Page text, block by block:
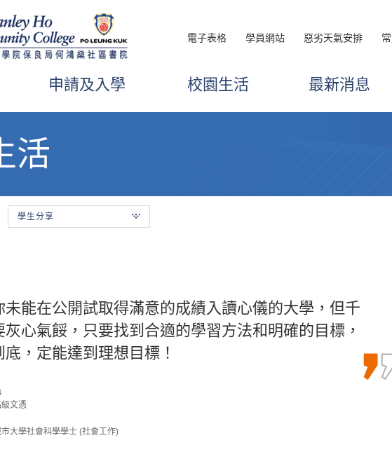
電子表格 學員網站 惡劣天氣安排
申請及入學 校園生活 最新消息
活
學生分享
未能在公開試取得滿意的成績入讀心儀的大學，但千
灰心氣餒，只要找到合適的學習方法和明確的目標，
底，定能達到理想目標！
文憑
大學社會科學學士 (社會工作)
就讀的兩年中，我透過高級文憑課程學習到許多重要
和技能，這些都能為我迎接未來的挑戰和困難做好準
級文憑 (管理及商業法律學)
大學工商管理學士(管理學) (學分豁免)
，因為成績未如理想未能直升大學。因此我選擇入讀
醫療及保健產品管理高級文憑課程。這個課程讓我接
同醫療專業領域的知識，例如生理學、藥物製劑學…
品管理高級文憑
大學職業治療學(榮譽)理學士學位